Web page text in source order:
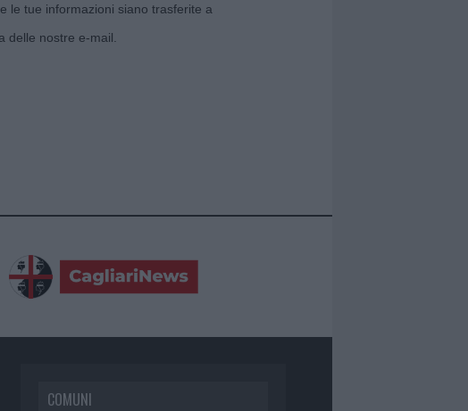
le tue informazioni siano trasferite a
delle nostre e-mail.
COMUNI